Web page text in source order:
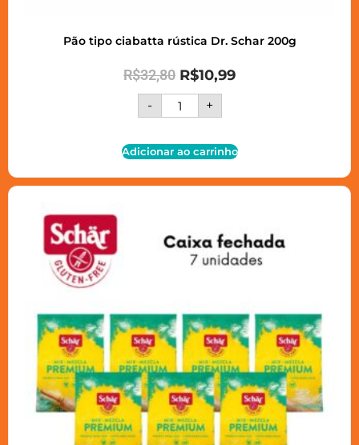
Pão tipo ciabatta rústica Dr. Schar 200g
R$32,80 R$10,99
- +
Adicionar ao carrinho